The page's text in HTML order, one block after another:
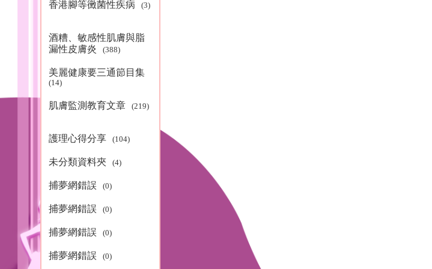
香港腳等黴菌性疾病 (3)
酒糟、敏感性肌膚與脂
漏性皮膚炎
(388)
美麗健康要三通節目集
(14)
肌膚監測教育文章 (219)
護理心得分享 (104)
未分類資料夾 (4)
捕夢網錯誤 (0)
捕夢網錯誤 (0)
捕夢網錯誤 (0)
捕夢網錯誤 (0)